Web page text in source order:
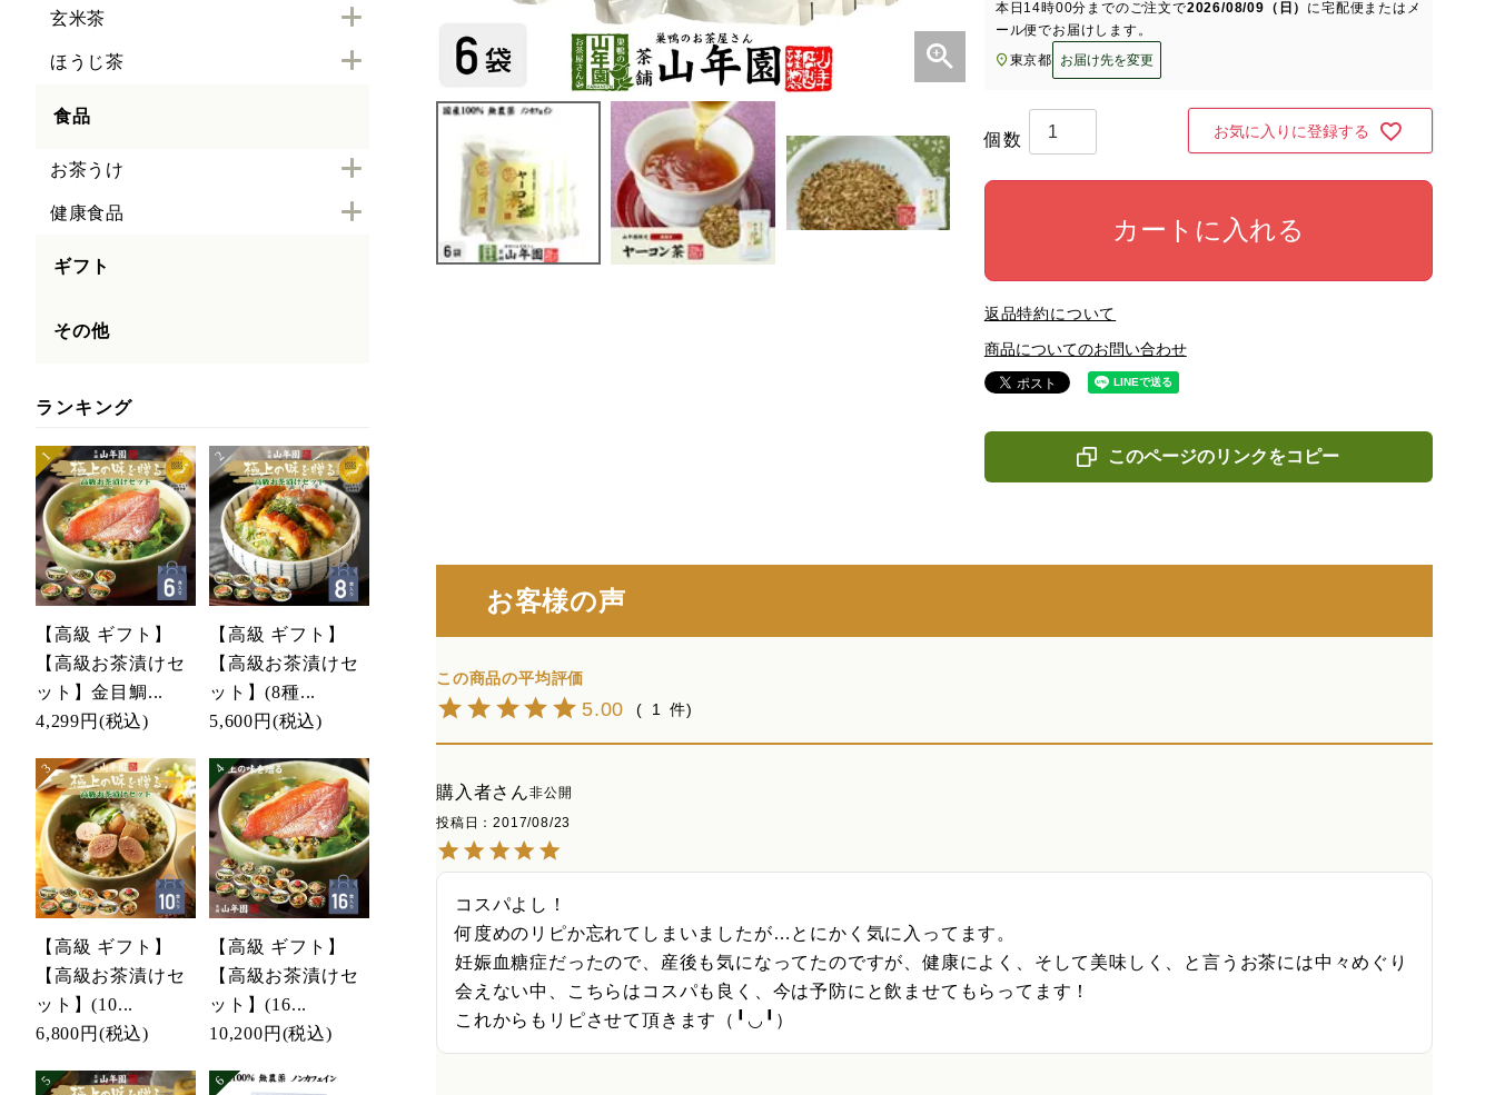
玄米茶
ほうじ茶
食品
お茶うけ
健康食品
ギフト
その他
ランキング
【高級 ギフト】
【高級お茶漬けセ
ット】金目鯛...
4,299円 (税込)
【高級 ギフト】
【高級お茶漬けセ
ット】(8種...
5,600円 (税込)
【高級 ギフト】
【高級お茶漬けセ
ット】(10...
6,800円 (税込)
【高級 ギフト】
【高級お茶漬けセ
ット】(16...
10,200円 (税込)
本日 14時00分 までのご注文で2026/08/09（日） に宅配便またはメ
ール便でお届けします。
東京都
お届け先を変更
お気に入りに登録する
カートに入れる
返品特約について
商品についてのお問い合わせ
このページのリンクをコピー
お客様の声
5.00 1
購入者
非公開
投稿日
2017/08/23
コスパよし！
何度めのリピか忘れてしまいましたが…とにかく気に入ってます。
妊娠血糖症だったので、産後も気になってたのですが、健康によく、そして美味しく、と言うお茶には中々めぐり
会えない中、こちらはコスパも良く、今は予防にと飲ませてもらってます！
これからもリピさせて頂きます（╹◡╹）